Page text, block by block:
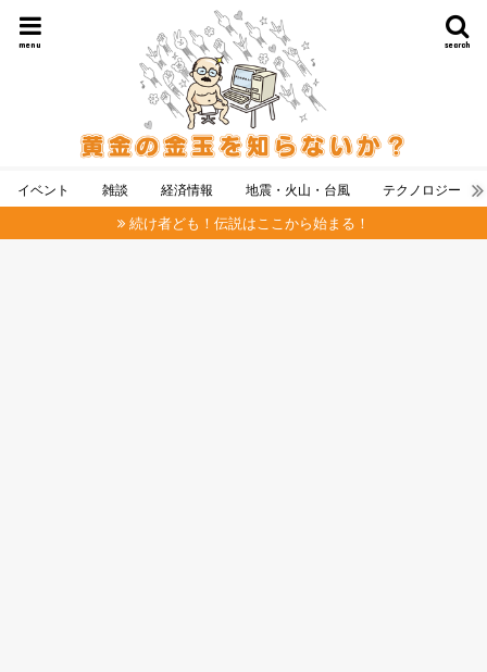
search
menu
イベント 雑談 経済情報 地震・火山・台風 テクノロジー
続け者ども！伝説はここから始まる！